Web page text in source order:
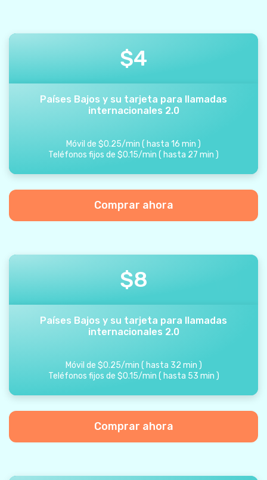
$4
Países Bajos y su tarjeta para llamadas
internacionales 2.0
Móvil de $0.25/min ( hasta 16 min )
Teléfonos fijos de $0.15/min ( hasta 27 min )
Comprar ahora
$8
Países Bajos y su tarjeta para llamadas
internacionales 2.0
Móvil de $0.25/min ( hasta 32 min )
Teléfonos fijos de $0.15/min ( hasta 53 min )
Comprar ahora